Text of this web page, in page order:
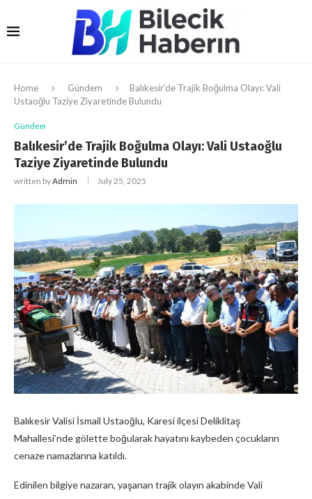
Home Gündem
Balıkesir’de Trajik Boğulma Olayı: Vali
Ustaoğlu Taziye Ziyaretinde Bulundu
Gündem
Balıkesir’de Trajik Boğulma Olayı: Vali Ustaoğlu
Taziye Ziyaretinde Bulundu
written byAdmin July 25, 2025
Balıkesir Valisi İsmail Ustaoğlu, Karesi ilçesi Deliklitaş
Mahallesi’nde gölette boğularak hayatını kaybeden çocukların
cenaze namazlarına katıldı.
Edinilen bilgiye nazaran, yaşanan trajik olayın akabinde Vali